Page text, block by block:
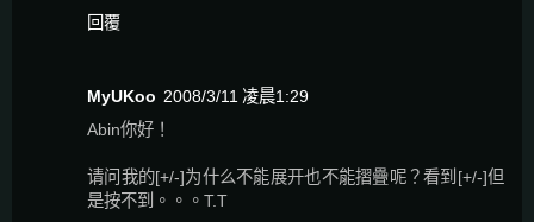
回覆
MyUKoo 2008/3/11 凌晨1:29
Abin你好！
请问我的[+/-]为什么不能展开也不能摺疊呢？看到[+/-]但
是按不到。。。T.T